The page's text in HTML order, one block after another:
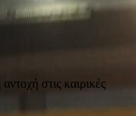
στις καιρικές